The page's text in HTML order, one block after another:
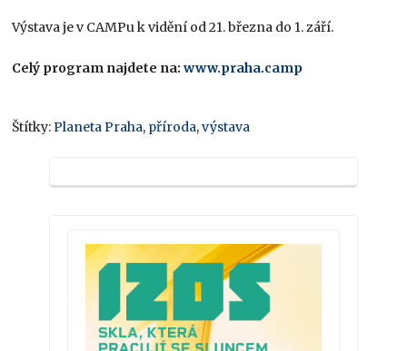
Výstava je v CAMPu k vidění od 21. března do 1. září.
Celý program najdete na:www.praha.camp
Štítky:Planeta Praha, příroda,výstava